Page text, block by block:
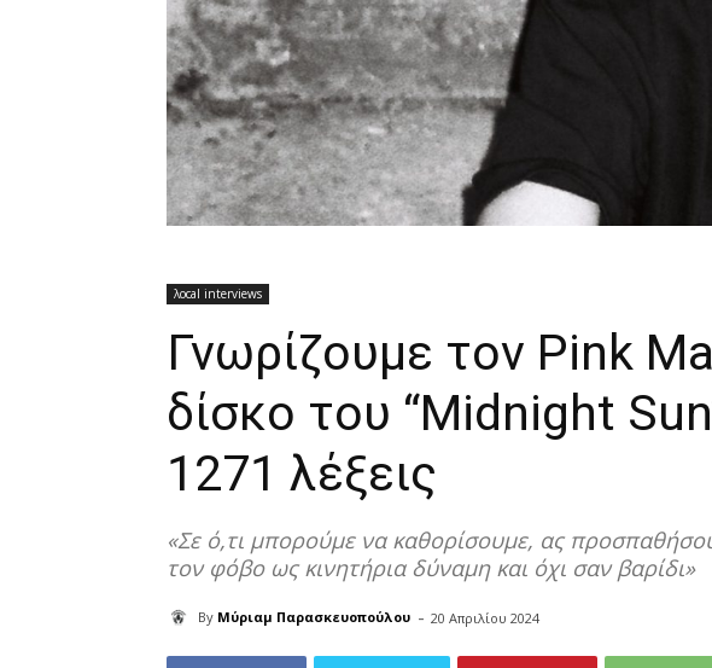
λocal interviews
Γνωρίζουμε τον Pink
δίσκο του “Midnight
1271 λέξεις
«Σε ό,τι μπορούμε να καθορίσουμε, ας
τον φόβο ως κινητήρια δύναμη και όχι σαν βαρίδι»
By Μύριαμ Παρασκευοπούλου - 20 Απριλίου 2024